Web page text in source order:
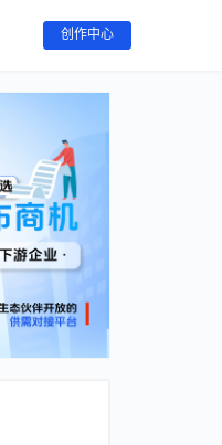
创作中心